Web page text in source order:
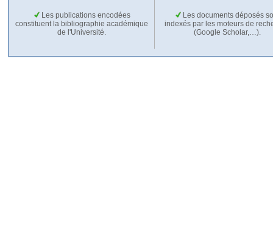
Les publications encodées
constituent la bibliographie académique
de l'Université.
Les documents déposés
indexés par les moteurs de
(Google Scholar,…).